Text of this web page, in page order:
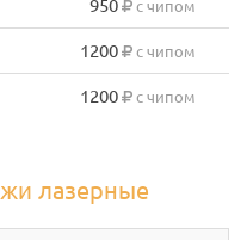
950 с чипом
1200 с чипом
1200 с чипом
лазерные